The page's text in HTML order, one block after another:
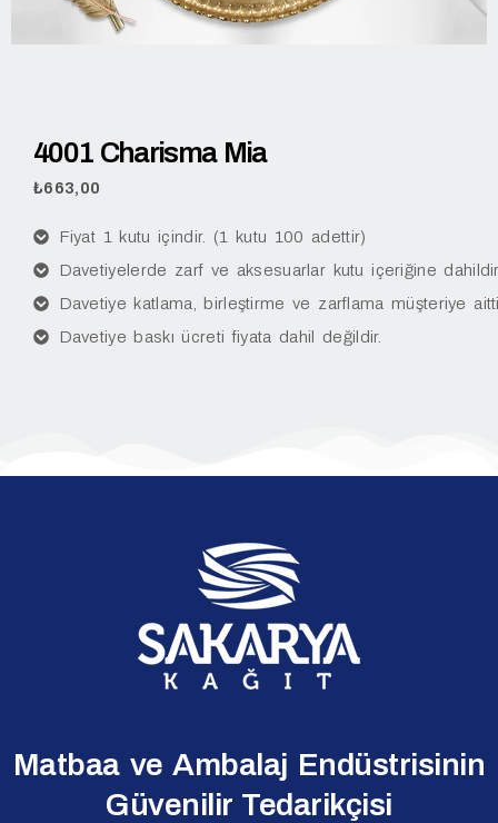
4001 Charisma Mia
₺663,00
Fiyat 1 kutu içindir. (1 kutu 100 adettir)
Davetiyelerde zarf ve aksesuarlar kutu içeriğine
Davetiye katlama, birleştirme ve zarflama müşteriye
Davetiye baskı ücreti fiyata dahil değildir.
Matbaa ve Ambalaj Endüstrisinin
Güvenilir Tedarikçisi